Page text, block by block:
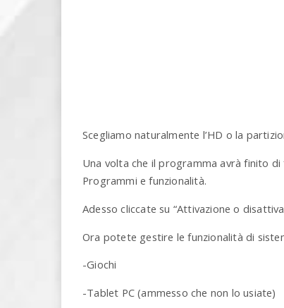
Scegliamo naturalmente l’HD o la
Una volta che il programma avrà finito
Programmi e funzionalità.
Adesso cliccate su “Attivazione o
Ora potete gestire le funzionalità di
-Giochi
-Tablet PC (ammesso che non lo usiate)